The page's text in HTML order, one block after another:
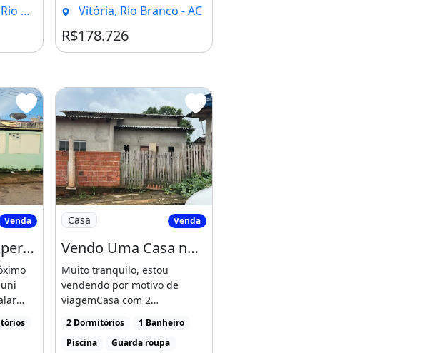
AC Vitória, Rio Branco - AC
R$178.726
Esperança Próximo Ao Atacadão
Venda
Casa no Nova Esperança Próximo Ao Atacadão
Imagem: Vendo Uma Casa no Lotiamento santa Luzia
Casa Venda
Vendo Uma Casa no Lotiamento santa Luzia Apolonio Sales
Muito tranquilo, estou
vendendo por motivo de
viagemCasa com 2
venda por R$130.000, piscina,
guarda roupa, localizado em
2 Dormitórios
1 Banheiro
Piscina
Guarda roupa